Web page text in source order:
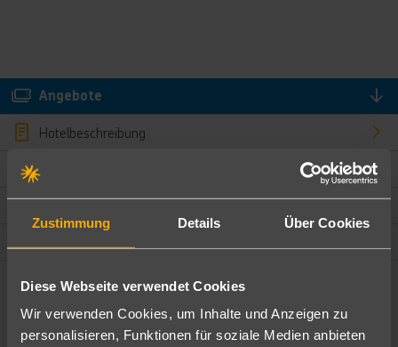
Zustimmung Details Über Cookies
Diese Webseite verwendet Cookies
Wir verwenden Cookies, um Inhalte und Anzeigen zu
personalisieren, Funktionen für soziale Medien anbieten
Angebote
Hotelbeschreibung
Bewertungen
Ändere die Kriterien nach deinen Wünschen